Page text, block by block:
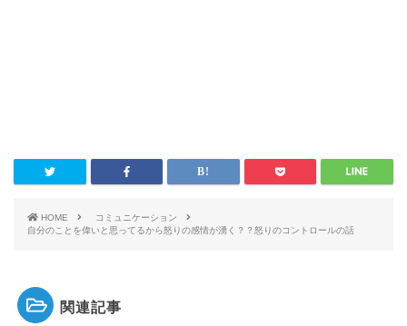
HOME
コミュニケーション
自分のことを偉いと思ってるから怒りの感情が湧く？？怒りのコントロールの話
関連記事